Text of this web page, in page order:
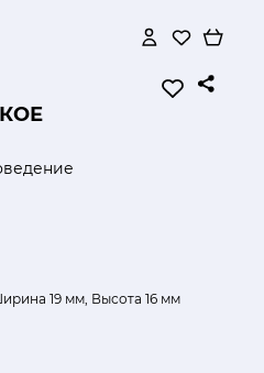
19 мм, Высота 16 мм